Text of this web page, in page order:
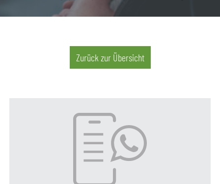
Zurück zur Übersicht